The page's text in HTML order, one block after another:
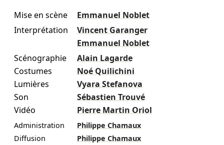
Mise en scène
Emmanuel Noblet
Interprétation
Vincent Garanger
Emmanuel Noblet
Scénographie
Alain Lagarde
Costumes
Noé Quilichini
Lumières
Vyara Stefanova
Son
Sébastien Trouvé
Vidéo
Pierre Martin Oriol
Administration
Philippe Chamaux
Diffusion
Philippe Chamaux